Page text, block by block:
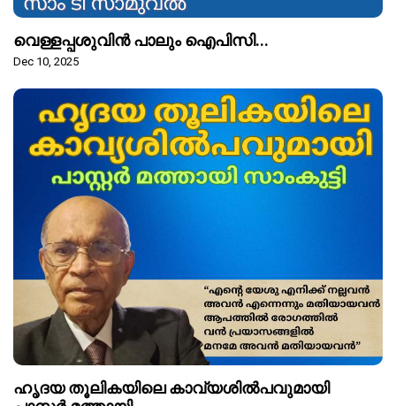
വെള്ളപ്പശുവിൻ പാലും ഐപിസി...
Dec 10, 2025
ഹൃദയ തൂലികയിലെ കാവ്യശിൽപവുമായി